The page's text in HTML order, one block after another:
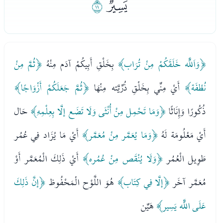
ﰝﰞ
﴿وَاَللَّه خَلَقَكُمْ مِنْ تُرَاب﴾ بِخَلْقِ أَبِيكُمْ آدَم مِنْهُ ﴿ثُمَّ مِنْ
نُطْفَة﴾ أَيْ مِنِّي بِخَلْقِ ذُرِّيَّته مِنْهَا ﴿ثُمَّ جَعَلَكُمْ أَزْوَاجًا﴾
ذُكُورًا وَإِنَاثًا﴿وَمَا تَحْمِل مِنْ أُنْثَى وَلَا تَضَع إلَّا بِعِلْمِهِ﴾حَال
أَيْ مَعْلُومَة لَهُ﴿وَمَا يُعَمَّر مِنْ مُعَمَّر﴾ أَيْ مَا يُزَاد فِي عُمُر
طَوِيل الْعُمُر﴿وَلَا يُنْقَص مِنْ عُمُره﴾ أَيْ ذَلِكَ الْمُعَمَّر أَوْ
مُعَمَّر آخَر ﴿إلَّا فِي كِتَاب﴾ هُوَ اللَّوْح الْمَحْفُوظ﴿إنَّ ذَلِكَ
عَلَى اللَّه يَسِير﴾هَيِّن